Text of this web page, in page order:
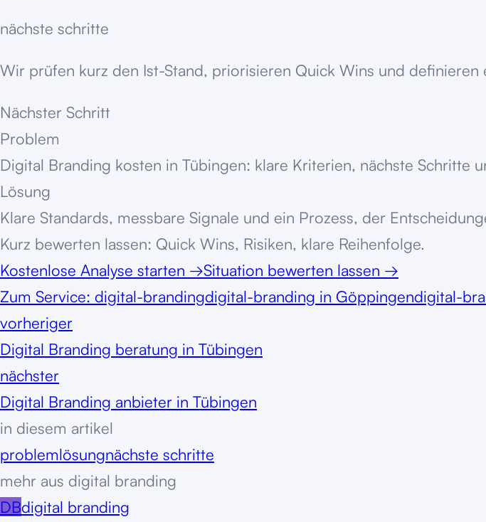
nächste schritte
Wir prüfen kurz den Ist-Stand, priorisieren Quick Wins und
Nächster Schritt
Problem
Digital Branding kosten in Tübingen: klare Kriterien, nächste Schritte
Lösung
Klare Standards, messbare Signale und ein Prozess, der
Kurz bewerten lassen: Quick Wins, Risiken, klare Reihenfolge.
Kostenlose Analyse starten →Situation bewerten lassen →
Zum Service: digital-brandingdigital-branding in Göppingendigital-
vorheriger
Digital Branding beratung in Tübingen
nächster
Digital Branding anbieter in Tübingen
in diesem artikel
problemlösungnächste schritte
mehr aus digital branding
DBdigital branding